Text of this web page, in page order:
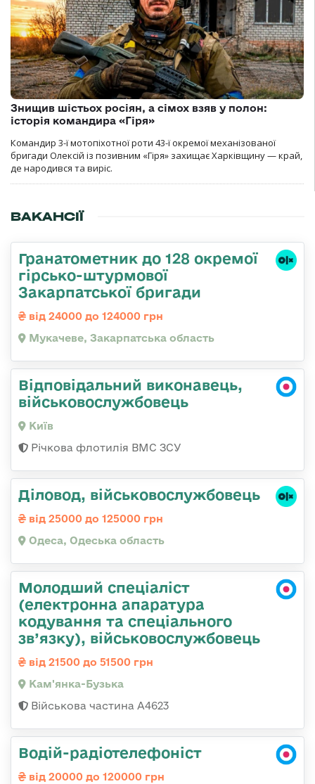
Знищив шістьох росіян, а сімох взяв у полон:
історія командира «Гіря»
Командир 3-ї мотопіхотної роти 43-ї окремої механізованої
бригади Олексій із позивним «Гіря» захищає Харківщину — край,
де народився та виріс.
ВАКАНСІЇ
Гранатометник до 128 окремої
гірсько-штурмової
Закарпатської бригади
від 24000 до 124000 грн
Мукачеве, Закарпатська область
Відповідальний виконавець,
військовослужбовець
Київ
Річкова флотилія ВМС ЗСУ
Діловод, військовослужбовець
від 25000 до 125000 грн
Одеса, Одеська область
Молодший спеціаліст
(електронна апаратура
кодування та спеціального
зв’язку), військовослужбовець
від 21500 до 51500 грн
Кам'янка-Бузька
Військова частина А4623
Водій-радіотелефоніст
від 20000 до 120000 грн